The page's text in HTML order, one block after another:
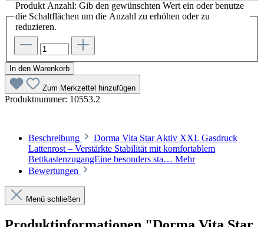
Produkt Anzahl: Gib den gewünschten Wert ein oder benutze
die Schaltflächen um die Anzahl zu erhöhen oder zu
reduzieren.
In den Warenkorb
Zum Merkzettel hinzufügen
Produktnummer: 10553.2
Beschreibung
Dorma Vita Star Aktiv XXL Gasdruck
Lattenrost – Verstärkte Stabilität mit komfortablem
BettkastenzugangEine besonders sta… Mehr
Bewertungen
Menü schließen